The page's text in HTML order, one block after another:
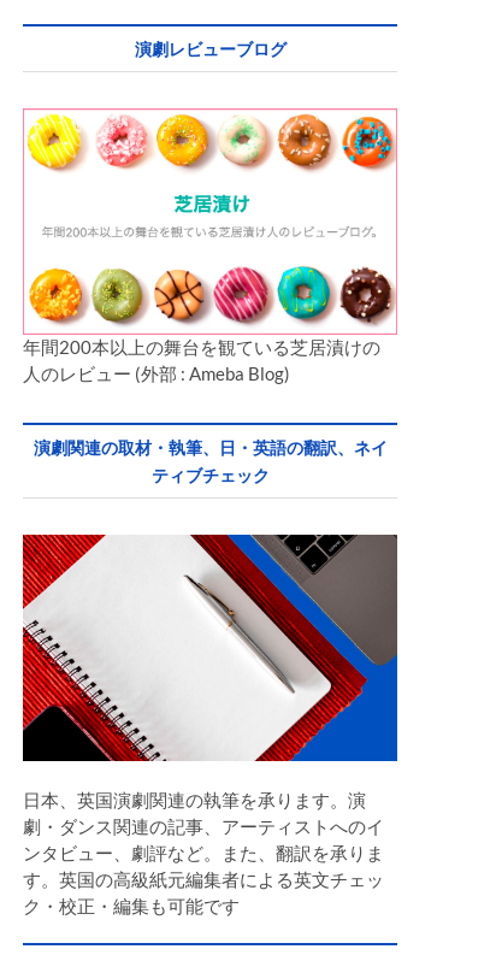
演劇レビューブログ
年間200本以上の舞台を観ている芝居漬けの
人のレビュー (外部 : Ameba Blog)
演劇関連の取材・執筆、日・英語の翻訳、ネイ
ティブチェック
日本、英国演劇関連の執筆を承ります。演
劇・ダンス関連の記事、アーティストへのイ
ンタビュー、劇評など。また、翻訳を承りま
す。英国の高級紙元編集者による英文チェッ
ク・校正・編集も可能です